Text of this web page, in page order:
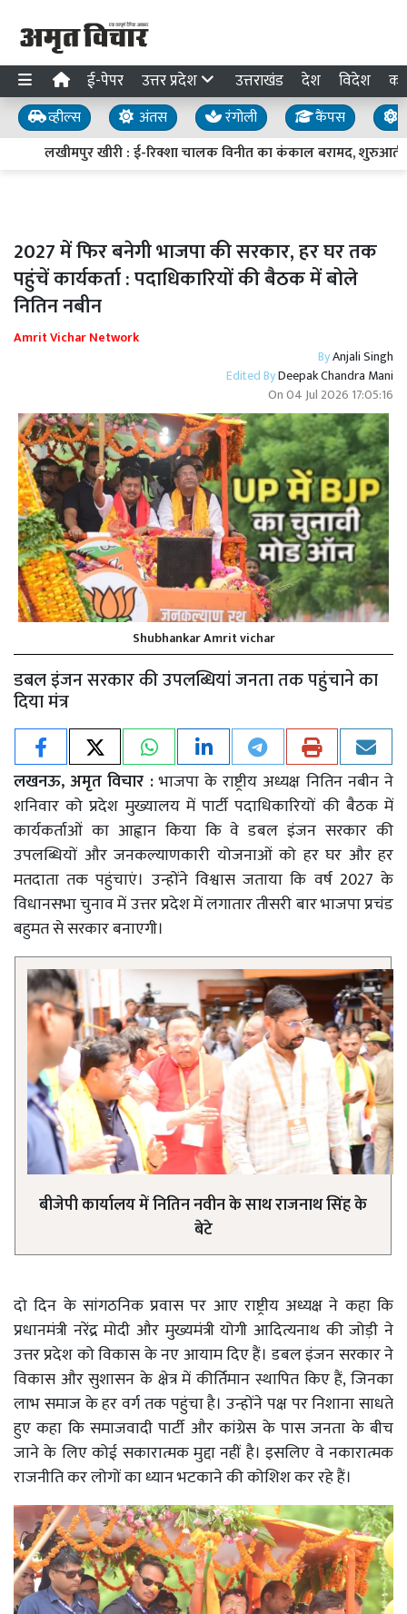
ई-पेपर उत्तर प्रदेश उत्तराखंड देश विदेश
व्हील्स अंतस रंगोली कैंपस
लखीमपुर खीरी : ई-रिक्शा चालक विनीत का कंकाल बरामद, शुरुआती
2027 में फिर बनेगी भाजपा की सरकार, हर घर तक
पहुंचें कार्यकर्ता : पदाधिकारियों की बैठक में बोले
नितिन नबीन
Amrit Vichar Network
ByAnjali Singh
Edited ByDeepak Chandra Mani
On04 Jul 2026 17:05:16
Shubhankar Amrit vichar
डबल इंजन सरकार की उपलब्धियां जनता तक पहुंचाने का
दिया मंत्र
लखनऊ, अमृत विचार :भाजपा के राष्ट्रीय अध्यक्ष नितिन नबीन ने
शनिवार को प्रदेश मुख्यालय में पार्टी पदाधिकारियों की बैठक में
कार्यकर्ताओं का आह्वान किया कि वे डबल इंजन सरकार की
उपलब्धियों और जनकल्याणकारी योजनाओं को हर घर और हर
मतदाता तक पहुंचाएं। उन्होंने विश्वास जताया कि वर्ष 2027 के
विधानसभा चुनाव में उत्तर प्रदेश में लगातार तीसरी बार भाजपा प्रचंड
बहुमत से सरकार बनाएगी।
बीजेपी कार्यालय में नितिन नवीन के साथ राजनाथ सिंह के
बेटे
दो दिन के सांगठनिक प्रवास पर आए राष्ट्रीय अध्यक्ष ने कहा कि
प्रधानमंत्री नरेंद्र मोदी और मुख्यमंत्री योगी आदित्यनाथ की जोड़ी ने
उत्तर प्रदेश को विकास के नए आयाम दिए हैं। डबल इंजन सरकार ने
विकास और सुशासन के क्षेत्र में कीर्तिमान स्थापित किए हैं, जिनका
लाभ समाज के हर वर्ग तक पहुंचा है। उन्होंने पक्ष पर निशाना साधते
हुए कहा कि समाजवादी पार्टी और कांग्रेस के पास जनता के बीच
जाने के लिए कोई सकारात्मक मुद्दा नहीं है। इसलिए वे नकारात्मक
राजनीति कर लोगों का ध्यान भटकाने की कोशिश कर रहे हैं।